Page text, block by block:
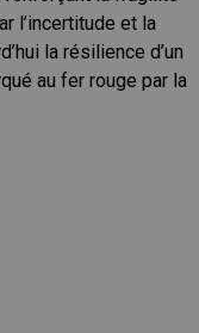
l’incertitude et la
la résilience d’un
au fer rouge par la